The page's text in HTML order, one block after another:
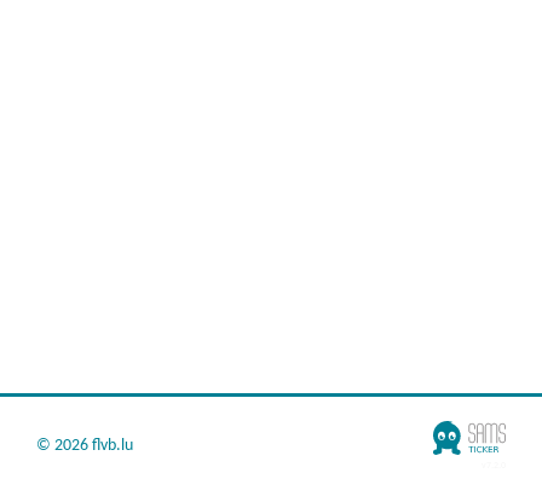
© 2026 flvb.lu